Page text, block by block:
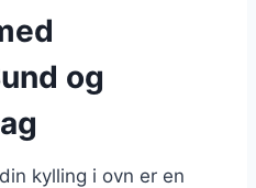
og
kylling i ovn er en